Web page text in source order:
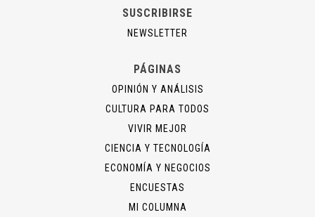
SUSCRIBIRSE
NEWSLETTER
PÁGINAS
OPINIÓN Y ANÁLISIS
CULTURA PARA TODOS
VIVIR MEJOR
CIENCIA Y TECNOLOGÍA
ECONOMÍA Y NEGOCIOS
ENCUESTAS
MI COLUMNA